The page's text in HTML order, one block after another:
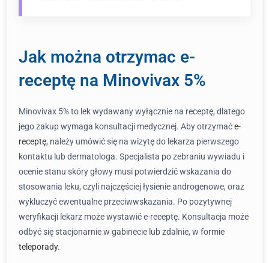
Jak można otrzymac e-
receptę na Minovivax 5%
Minovivax 5% to lek wydawany wyłącznie na receptę, dlatego
jego zakup wymaga konsultacji medycznej. Aby otrzymaće-
receptę, należy umówić się na wizytę do lekarza pierwszego
kontaktu lub dermatologa. Specjalista po zebraniu wywiadu i
ocenie stanu skóry głowy musi potwierdzić wskazania do
stosowania leku, czyli najczęściej łysienie androgenowe, oraz
wykluczyć ewentualne przeciwwskazania. Po pozytywnej
weryfikacji lekarz może wystawić e-receptę. Konsultacja może
odbyć się stacjonarnie w gabinecie lub zdalnie, w formie
teleporady.